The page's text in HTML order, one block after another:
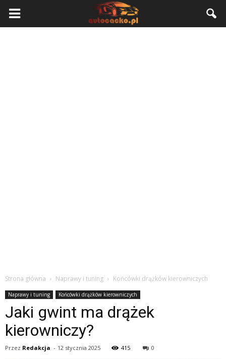
Strona główna Naprawy i tuning Końcówki drążków kierowniczych
Naprawy i tuning Końcówki drążków kierowniczych
Jaki gwint ma drążek
kierowniczy?
Przez Redakcja - 12 stycznia 2025 415 0